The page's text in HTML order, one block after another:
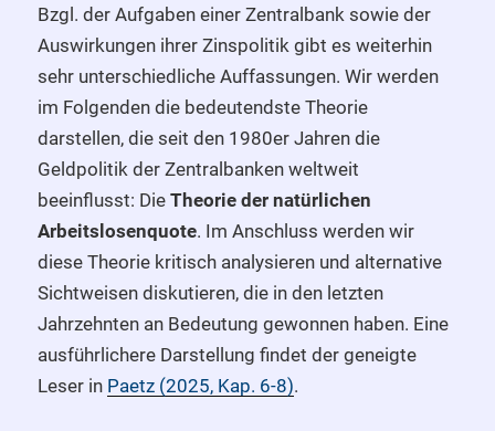
Bzgl. der Aufgaben einer Zentralbank sowie der
Auswirkungen ihrer Zinspolitik gibt es weiterhin
sehr unterschiedliche Auffassungen. Wir werden
im Folgenden die bedeutendste Theorie
darstellen, die seit den 1980er Jahren die
Geldpolitik der Zentralbanken weltweit
beeinflusst: Die Theorie der natürlichen
Arbeitslosenquote. Im Anschluss werden wir
diese Theorie kritisch analysieren und alternative
Sichtweisen diskutieren, die in den letzten
Jahrzehnten an Bedeutung gewonnen haben. Eine
ausführlichere Darstellung findet der geneigte
Leser in Paetz (2025, Kap. 6-8).